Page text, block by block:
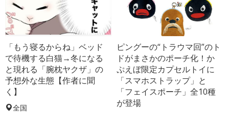
「もう寝るからね」ベッド
で待機する白猫→冬になる
と現れる「腕枕ヤクザ」の
予想外な生態【作者に聞
く】
全国
ピングーの“トラウマ回”のト
ドがまさかのポーチ化！か
ぷえぼ限定カプセルトイに
「スマホストラップ」と
「フェイスポーチ」全10種
が登場